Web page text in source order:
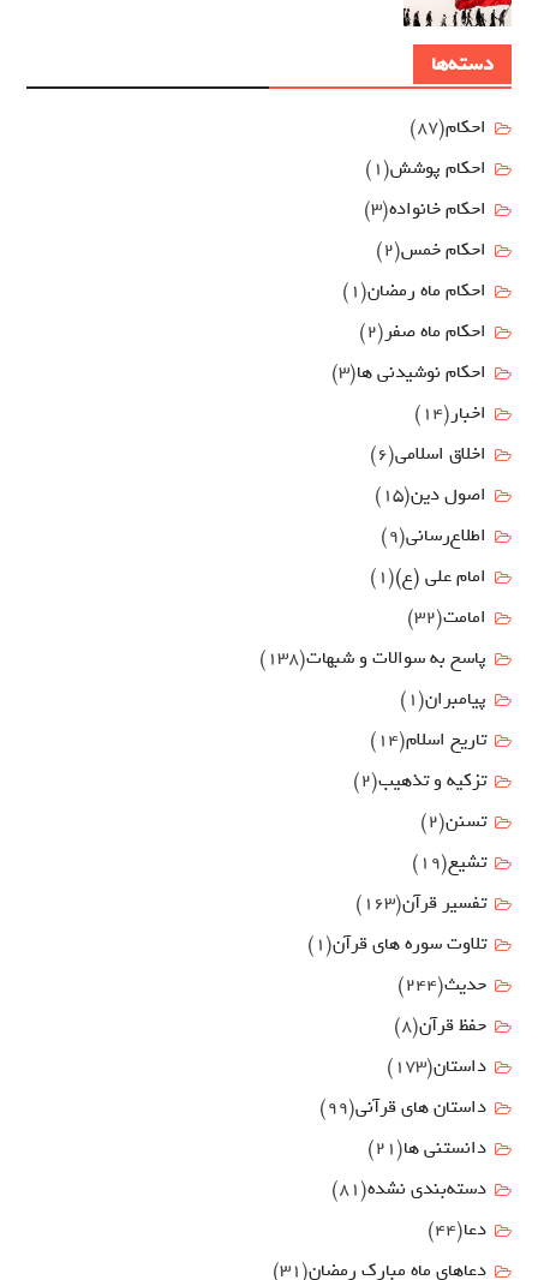
دسته‌ها
احکام(87)
احکام پوشش(1)
احکام خانواده(3)
احکام خمس(2)
احکام ماه رمضان(1)
احکام ماه صفر (2)
احکام نوشیدنی ها(3)
اخبار (14)
اخلاق اسلامی(6)
اصول دين(15)
اطلاع‌رسانی(9)
امام علي (ع)(1)
امامت(32)
پاسخ به سوالات و شبهات(138)
پیامبران(1)
تاریخ اسلام(14)
تزکیه و تذهیب(2)
تسنن(2)
تشیع(19)
تفسیر قرآن(163)
تلاوت سوره های قرآن(1)
حدیث(244)
حفظ قرآن(8)
داستان(173)
داستان های قرآنی(99)
دانستنی ها(21)
دسته‌بندی نشده(81)
دعا(44)
دعاهای ماه مبارک رمضان(31)